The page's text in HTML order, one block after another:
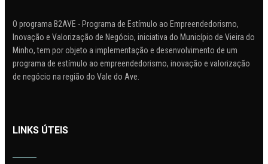
O programa B2AVE - Programa de Estímulo ao Empreendedorismo,
Inovação e Valorização de Negócio, iniciativa do Município de Vieira do
Minho, tem por objeto a implementação e desenvolvimento de um
programa de estímulo ao empreendedorismo, inovação e valorização
de negócio na região do Vale do Ave.
LINKS ÚTEIS